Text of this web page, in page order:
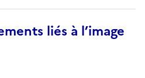
liés à l’image